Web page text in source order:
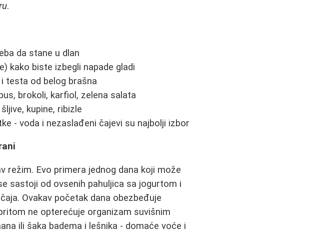
.
da stane u dlan
kako biste izbegli napade gladi
testa od belog brašna
brokoli, karfiol, zelena salata
kupine, ribizle
- voda i nezaslađeni čajevi su najbolji izbor
režim. Evo primera jednog dana koji može
sastoji od ovsenih pahuljica sa jogurtom i
Ovakav početak dana obezbeđuje
ne opterećuje organizam suvišnim
ili šaka badema i lešnika - domaće voće i